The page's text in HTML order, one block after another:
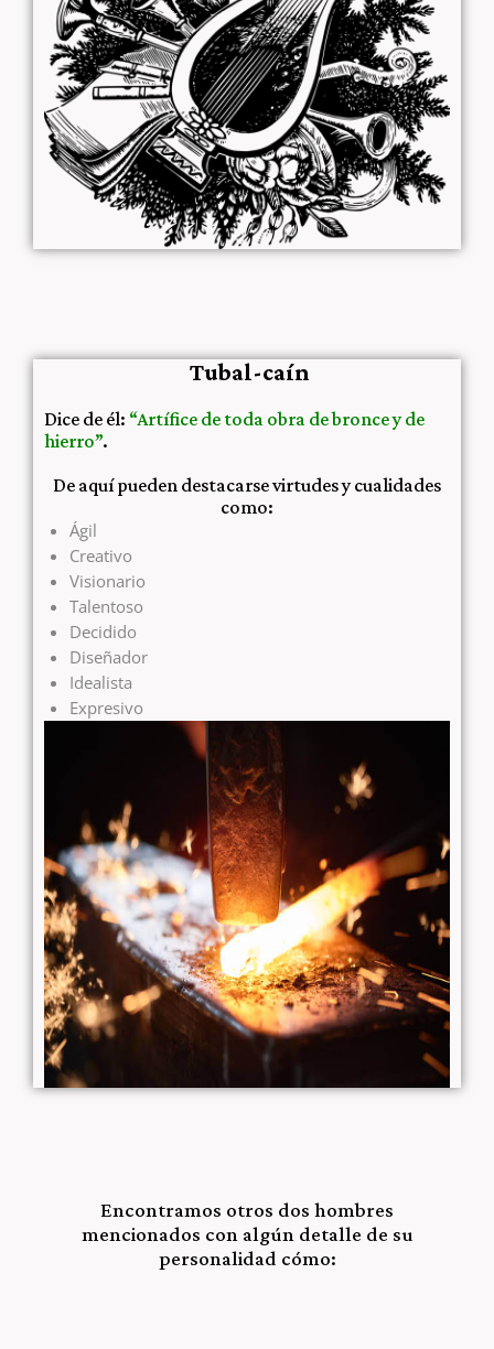
Tubal-caín
Dice de él: “Artífice de toda obra de bronce y de
hierro”.
De aquí pueden destacarse virtudes y cualidades
como:
Ágil
Creativo
Visionario
Talentoso
Decidido
Diseñador
Idealista
Expresivo
Encontramos otros dos hombres
mencionados con algún detalle de su
personalidad cómo: